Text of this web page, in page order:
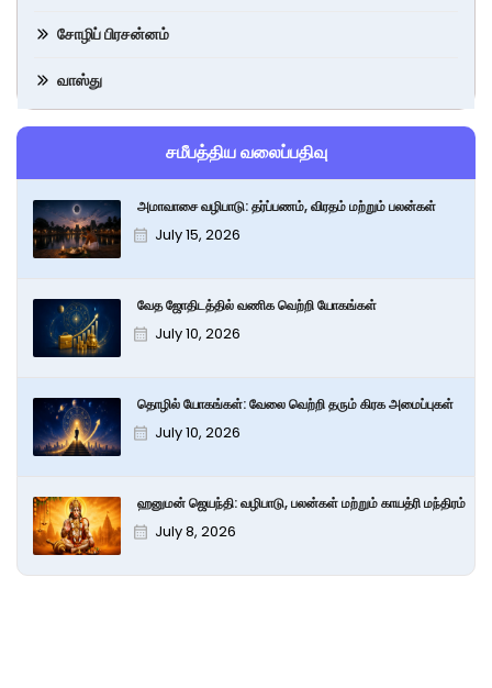
சோழிப் பிரசன்னம்
வாஸ்து
சமீபத்திய வலைப்பதிவு
அமாவாசை வழிபாடு: தர்ப்பணம், விரதம் மற்றும் பலன்கள்
July 15, 2026
வேத ஜோதிடத்தில் வணிக வெற்றி யோகங்கள்
July 10, 2026
தொழில் யோகங்கள்: வேலை வெற்றி தரும் கிரக அமைப்புகள்
July 10, 2026
ஹனுமன் ஜெயந்தி: வழிபாடு, பலன்கள் மற்றும் காயத்ரி மந்திரம்
July 8, 2026